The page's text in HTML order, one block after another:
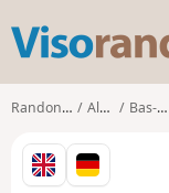
Randonnées Alsace Bas-Rhin